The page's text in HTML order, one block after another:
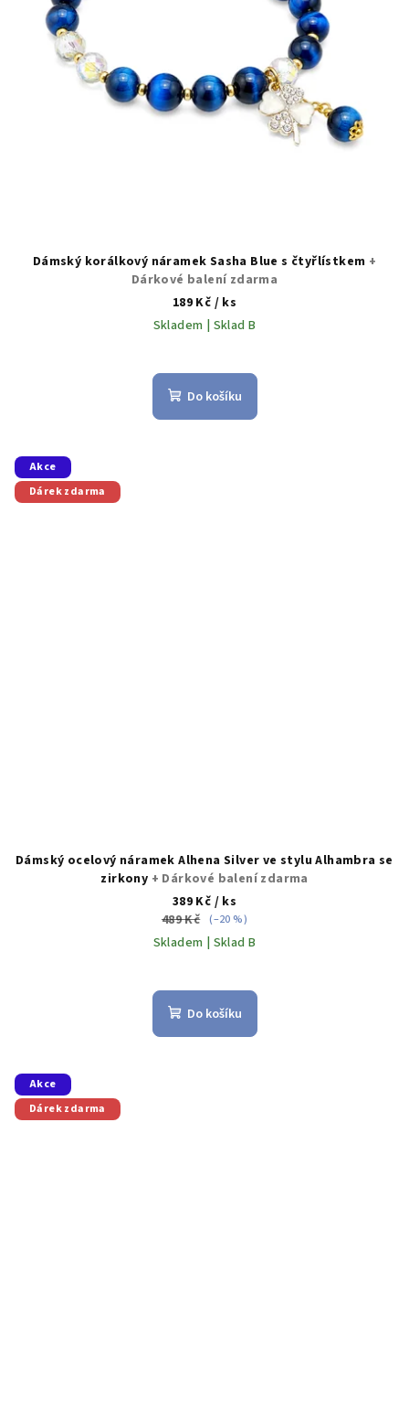
Dámský korálkový náramek Sasha Blue s čtyřlístkem +
Dárkové balení zdarma
189 Kč / ks
Skladem | Sklad B
Do košíku
Akce
Dárek zdarma
Dámský ocelový náramek Alhena Silver ve stylu Alhambra se
zirkony + Dárkové balení zdarma
389 Kč / ks
489 Kč (–20 %)
Skladem | Sklad B
Do košíku
Akce
Dárek zdarma